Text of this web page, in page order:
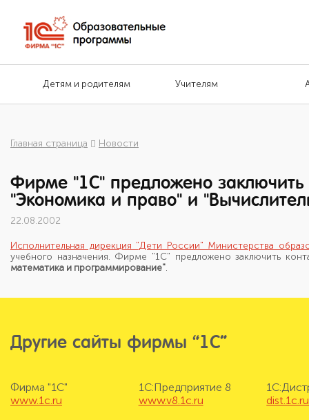
Детям и родителям Учителям
Главная страница Новости
Фирме "1С" предложено заключить
"Экономика и право" и
22.08.2002
Исполнительная дирекция "Дети России" Министерства
учебного назначения. Фирме "1С" предложено заключить
математика и программирование".
Другие сайты фирмы “1С”
Фирма "1С"
www.1c.ru
1С:Предприятие 8
www.v8.1c.ru
dist.1c.ru